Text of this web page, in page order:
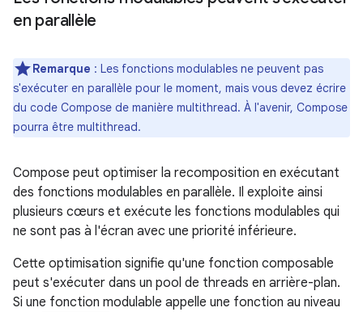
en parallèle
Remarque : Les fonctions modulables ne peuvent pas
s'exécuter en parallèle pour le moment, mais vous devez écrire
du code Compose de manière multithread. À l'avenir, Compose
pourra être multithread.
Compose peut optimiser la recomposition en exécutant
des fonctions modulables en parallèle. Il exploite ainsi
plusieurs cœurs et exécute les fonctions modulables qui
ne sont pas à l'écran avec une priorité inférieure.
Cette optimisation signifie qu'une fonction composable
peut s'exécuter dans un pool de threads en arrière-plan.
Si une fonction modulable appelle une fonction au niveau